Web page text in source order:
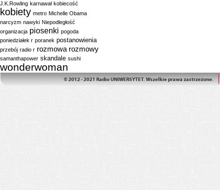
J.K.Rowling karnawał kobiecość
kobiety metro Michelle Obama
narcyzm nawyki Niepodległość
organizacja piosenki pogoda
poniedziałek r poranek postanowienia
przebój radio r rozmowa rozmowy
samanthapower skandale sushi
wonderwoman
© 2012 - 2021 Radio UNIWERSYTET. Wszelkie prawa zastrzeżone.